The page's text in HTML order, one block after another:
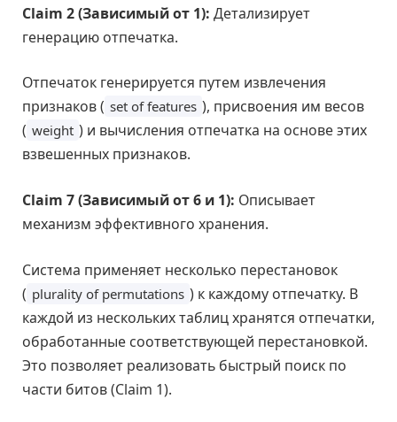
Claim 2 (Зависимый от 1): Детализирует
генерацию отпечатка.
Отпечаток генерируется путем извлечения
признаков ( set of features ), присвоения им весов
( weight ) и вычисления отпечатка на основе этих
взвешенных признаков.
Claim 7 (Зависимый от 6 и 1): Описывает
механизм эффективного хранения.
Система применяет несколько перестановок
( plurality of permutations ) к каждому отпечатку. В
каждой из нескольких таблиц хранятся отпечатки,
обработанные соответствующей перестановкой.
Это позволяет реализовать быстрый поиск по
части битов (Claim 1).